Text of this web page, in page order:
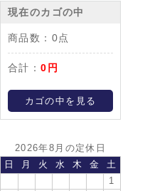
現在のカゴの中
商品数： 0点
合計：0円
カゴの中を見る
2026年8月の定休日
日
月 火 水 木 金
土
1